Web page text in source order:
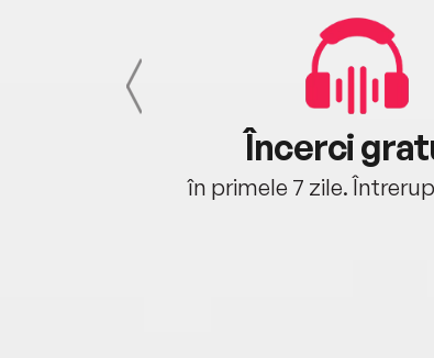
Încerci
în primele 7 zile.